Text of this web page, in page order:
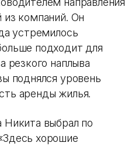
из компаний. Он
устремилось
подходит для
резкого наплыва
поднялся уровень
аренды жилья.
Никита выбрал по
хорошие